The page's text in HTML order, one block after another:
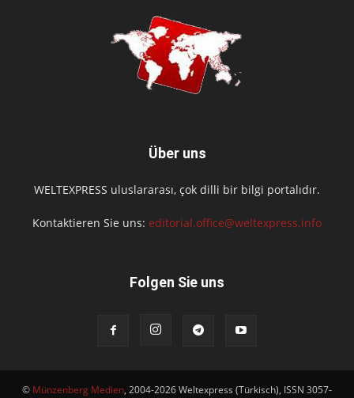
Über uns
WELTEXPRESS uluslararası, çok dilli bir bilgi portalıdır.
Kontaktieren Sie uns: editorial.office@weltexpress.info
Folgen Sie uns
© Münzenberg Medien, 2004-2026 Weltexpress (Türkisch), ISSN 3057-